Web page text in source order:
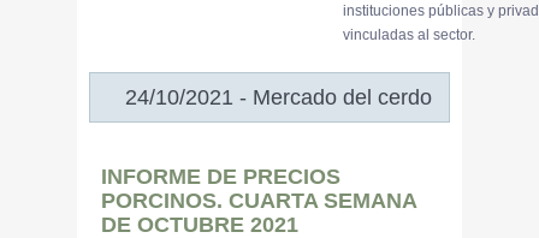
instituciones públicas y
vinculadas al sector.
24/10/2021 - Mercado del cerdo
INFORME DE PRECIOS
PORCINOS. CUARTA SEMANA
DE OCTUBRE 2021